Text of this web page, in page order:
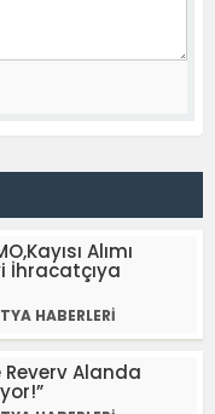
Alımı
İhracatçıya
HABERLERİ
Reverv Alanda